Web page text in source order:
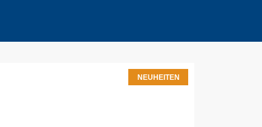
NEUHEITEN